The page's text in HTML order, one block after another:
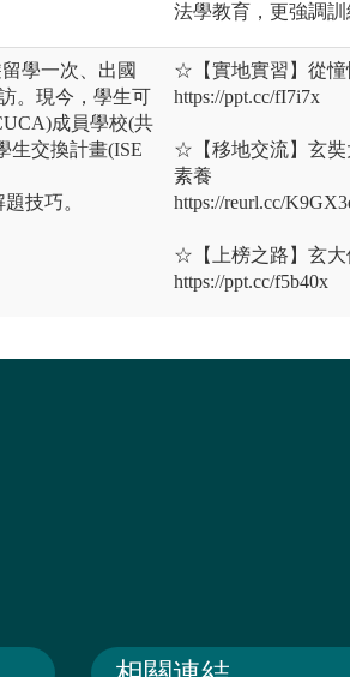
法學教育，更強調訓
學一次、出國
。現今，學生可
成員學校(共
生交換計畫(ISE
技巧。
☆【實地實習】從憧
https://ppt.cc/fI7i7x
☆【移地交流】玄
素養
https://reurl.cc/
☆【上榜之路】玄大
https://ppt.cc/f5b40x